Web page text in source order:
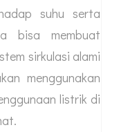
sekitar.
alami pada
biaya lagi.
suhu serta